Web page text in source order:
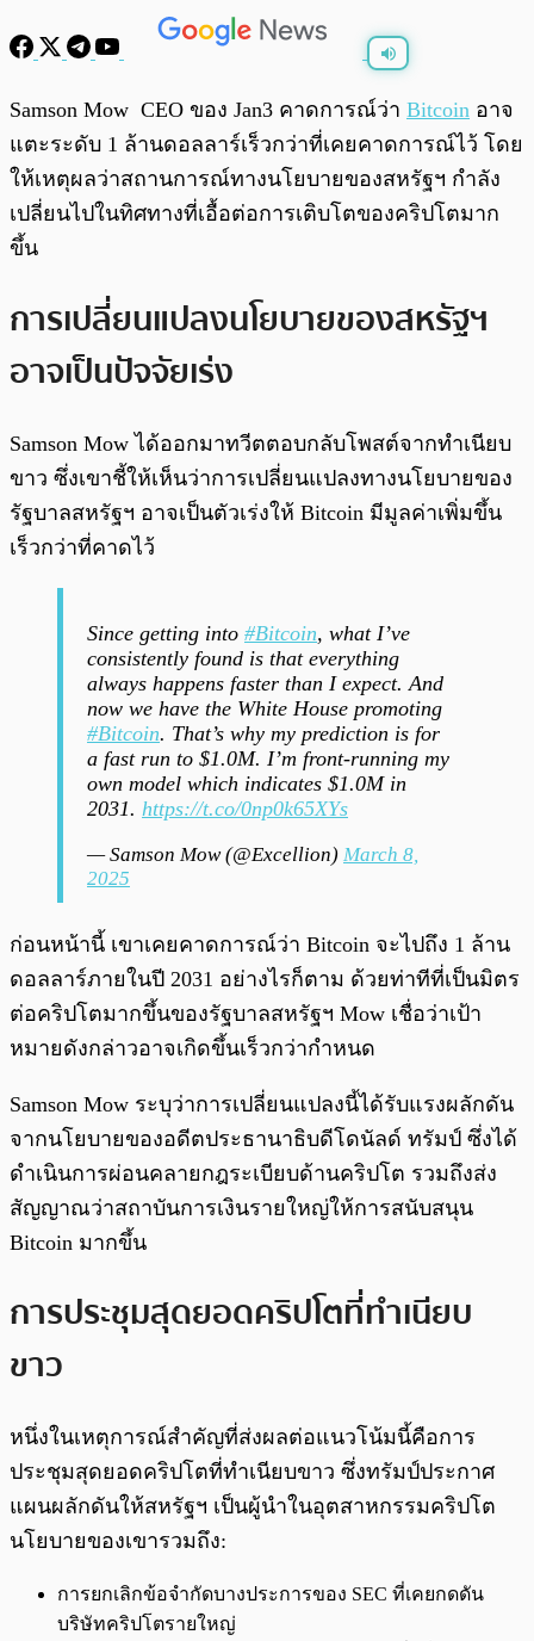
Samson Mow CEO ของ Jan3 คาดการณ์ว่า Bitcoin อาจ
แตะระดับ 1 ล้านดอลลาร์เร็วกว่าที่เคยคาดการณ์ไว้ โดย
ให้เหตุผลว่าสถานการณ์ทางนโยบายของสหรัฐฯ กำลัง
เปลี่ยนไปในทิศทางที่เอื้อต่อการเติบโตของคริปโตมาก
ขึ้น
การเปลี่ยนแปลงนโยบายของสหรัฐฯ
อาจเป็นปัจจัยเร่ง
Samson Mow ได้ออกมาทวีตตอบกลับโพสต์จากทำเนียบ
ขาว ซึ่งเขาชี้ให้เห็นว่าการเปลี่ยนแปลงทางนโยบายของ
รัฐบาลสหรัฐฯ อาจเป็นตัวเร่งให้ Bitcoin มีมูลค่าเพิ่มขึ้น
เร็วกว่าที่คาดไว้
Since getting into #Bitcoin, what I’ve
consistently found is that everything
always happens faster than I expect. And
now we have the White House promoting
#Bitcoin. That’s why my prediction is for
a fast run to $1.0M. I’m front-running my
own model which indicates $1.0M in
2031. https://t.co/0np0k65XYs
— Samson Mow (@Excellion) March 8,
2025
ก่อนหน้านี้ เขาเคยคาดการณ์ว่า Bitcoin จะไปถึง 1 ล้าน
ดอลลาร์ภายในปี 2031 อย่างไรก็ตาม ด้วยท่าทีที่เป็นมิตร
ต่อคริปโตมากขึ้นของรัฐบาลสหรัฐฯ Mow เชื่อว่าเป้า
หมายดังกล่าวอาจเกิดขึ้นเร็วกว่ากำหนด
Samson Mow ระบุว่าการเปลี่ยนแปลงนี้ได้รับแรงผลักดัน
จากนโยบายของอดีตประธานาธิบดีโดนัลด์ ทรัมป์ ซึ่งได้
ดำเนินการผ่อนคลายกฎระเบียบด้านคริปโต รวมถึงส่ง
สัญญาณว่าสถาบันการเงินรายใหญ่ให้การสนับสนุน
Bitcoin มากขึ้น
การประชุมสุดยอดคริปโตที่ทำเนียบ
ขาว
หนึ่งในเหตุการณ์สำคัญที่ส่งผลต่อแนวโน้มนี้คือการ
ประชุมสุดยอดคริปโตที่ทำเนียบขาว ซึ่งทรัมป์ประกาศ
แผนผลักดันให้สหรัฐฯ เป็นผู้นำในอุตสาหกรรมคริปโต
นโยบายของเขารวมถึง:
การยกเลิกข้อจำกัดบางประการของ SEC ที่เคยกดดัน
บริษัทคริปโตรายใหญ่